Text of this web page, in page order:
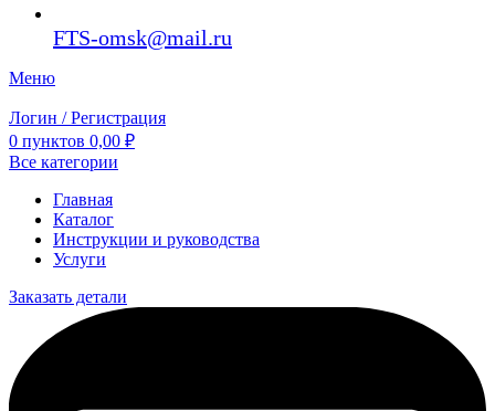
FTS-omsk@mail.ru
Меню
Логин / Регистрация
0 пунктов 0,00 ₽
Все категории
Главная
Каталог
Инструкции и руководства
Услуги
Заказать детали